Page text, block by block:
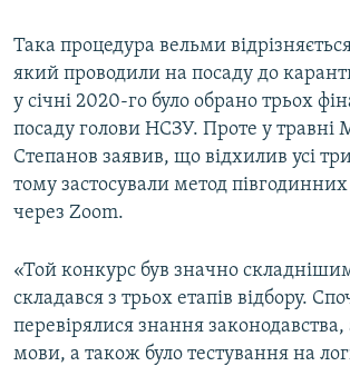
Така процедура вельми
який проводили на посаду до
у січні 2020-го було обрано трьох
посаду голови НСЗУ. Проте у травні
Степанов заявив, що відхилив усі
тому застосували метод півгодинних
через Zoom.
«Той конкурс був значно
складався з трьох етапів відбору.
перевірялися знання законодавства,
мови, а також було тестування на